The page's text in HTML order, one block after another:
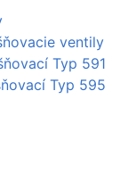
ventily
Typ 591
Typ 595